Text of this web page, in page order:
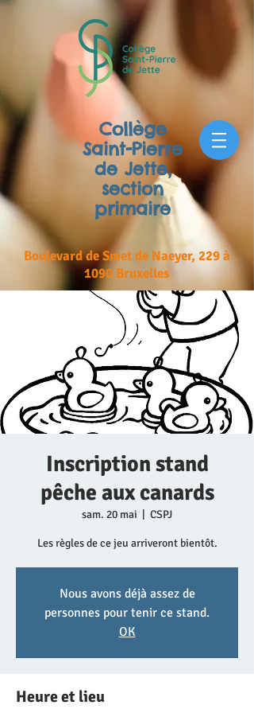
Collège
Saint-Pierre
de Jette,
section
primaire
Boulevard de Smet de Naeyer, 229 à
1090 Bruxelles
Inscription stand
pêche aux canards
sam. 20 mai CSPJ
Les règles de ce jeu arriveront bientôt.
Nous avons déjà assez de
personnes pour tenir ce stand.
OK
Heure et lieu